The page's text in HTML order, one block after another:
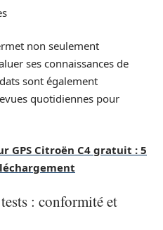
non seulement
ses connaissances de
sont également
quotidiennes pour
GPS Citroën C4 gratuit : 5
: conformité et